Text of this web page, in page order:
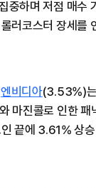
중하며 저점 매수
러코스터 장세를
엔비디아(3.53%)는
마진콜로 인한
끝에 3.61% 상